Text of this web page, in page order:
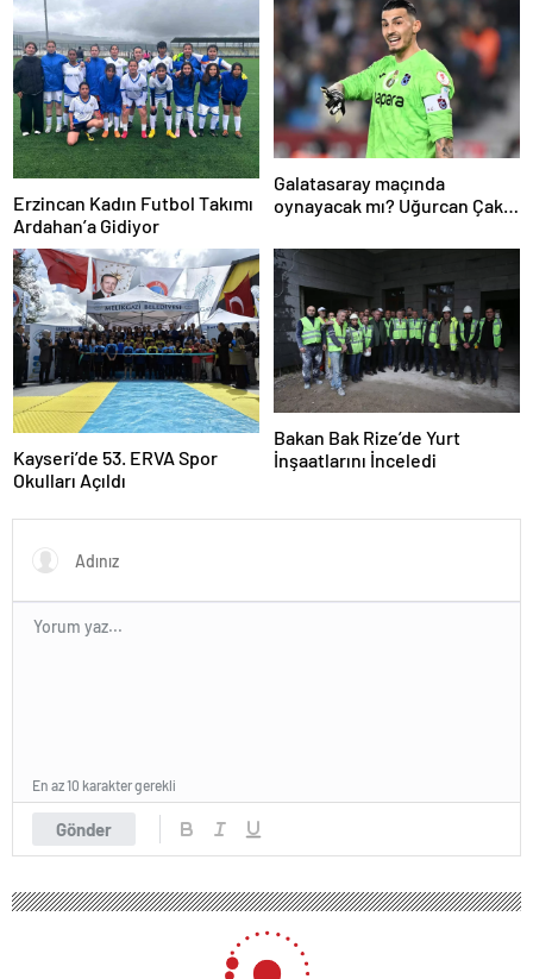
Erzincan Kadın Futbol Takımı
Ardahan’a Gidiyor
Galatasaray maçında
oynayacak mı? Uğurcan Çakır
Kayseri’de 53. ERVA Spor
Okulları Açıldı
Bakan Bak Rize’de Yurt
İnşaatlarını İnceledi
Gönder
En az 10 karakter gerekli